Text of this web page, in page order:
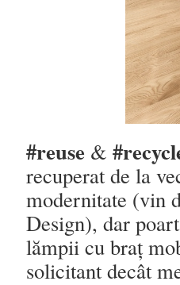
#reuse &
recuperat de la
modernitate (vin
Design), dar
lămpii cu braț
solicitant decât